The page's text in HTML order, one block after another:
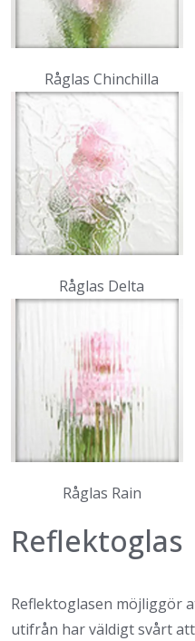
Råglas Chinchilla
Råglas Delta
Råglas Rain
Reflektoglas
Reflektoglasen möjliggör
utifrån har väldigt svårt